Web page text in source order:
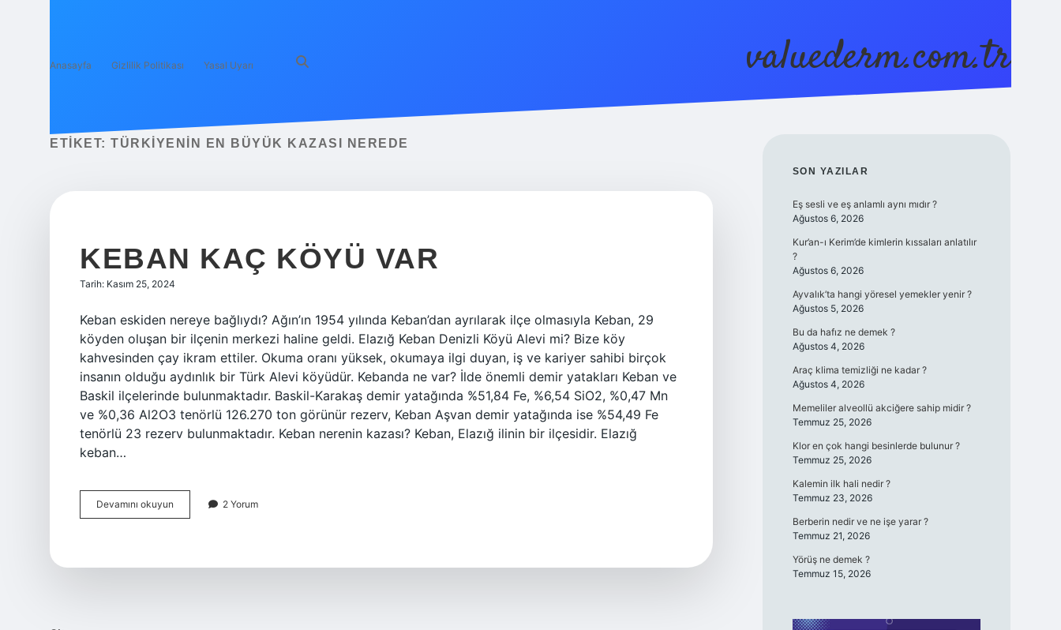
Anasayfa Gizlilik Politikası Yasal Uyarı valuederm.com.tr
ETIKET: TÜRKIYENIN EN BÜYÜK KAZASI NEREDE
KEBAN KAÇ KÖYÜ VAR
Tarih: Kasım 25, 2024
Keban eskiden nereye bağlıydı? Ağın’ın 1954 yılında Keban’dan ayrılarak ilçe olmasıyla Keban, 29
köyden oluşan bir ilçenin merkezi haline geldi. Elazığ Keban Denizli Köyü Alevi mi? Bize köy
kahvesinden çay ikram ettiler. Okuma oranı yüksek, okumaya ilgi duyan, iş ve kariyer sahibi birçok
insanın olduğu aydınlık bir Türk Alevi köyüdür. Kebanda ne var? İlde önemli demir yatakları Keban ve
Baskil ilçelerinde bulunmaktadır. Baskil-Karakaş demir yatağında %51,84 Fe, %6,54 SiO2, %0,47 Mn
ve %0,36 Al2O3 tenörlü 126.270 ton görünür rezerv, Keban Aşvan demir yatağında ise %54,49 Fe
tenörlü 23 rezerv bulunmaktadır. Keban nerenin kazası? Keban, Elazığ ilinin bir ilçesidir. Elazığ
keban…
Devamını okuyun
Kaç
2 Yorum
SIDEBAR
SON YAZILAR
Eş sesli ve eş anlamlı aynı mıdır ?
Ağustos 6, 2026
Kur’an-ı Kerim’de kimlerin kıssaları anlatılır
?
Ağustos 6, 2026
Ayvalık’ta hangi yöresel yemekler yenir ?
Ağustos 5, 2026
Bu da hafız ne demek ?
Ağustos 4, 2026
Araç klima temizliği ne kadar ?
Ağustos 4, 2026
Memeliler alveollü akciğere sahip midir ?
Temmuz 25, 2026
Klor en çok hangi besinlerde bulunur ?
Temmuz 25, 2026
Kalemin ilk hali nedir ?
Temmuz 23, 2026
Berberin nedir ve ne işe yarar ?
Temmuz 21, 2026
Yörüş ne demek ?
Temmuz 15, 2026